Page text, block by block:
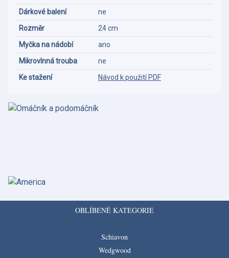
Dárkové balení
ne
Rozměr
24 cm
Myčka na nádobí
ano
Mikrovlnná trouba
ne
Ke stažení
Návod k použití PDF
OBLÍBENÉ KATEGORIE
Schiavon
Wedgwood